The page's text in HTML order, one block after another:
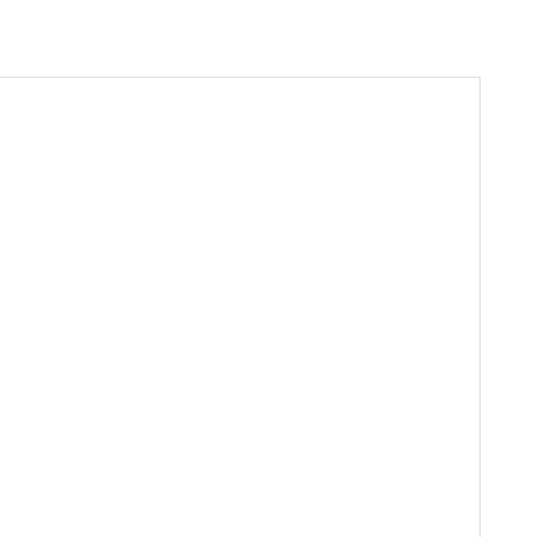
valitsee hybridi version, kaasulieden sähköuuneilla tai
induktio keittoalueella klassisesta tyylistä tai
uunin teleskooppikiskot, tehokkaat
meren sinisenä, laventelin sinisenä, vihreänä,
esimerkiksi liesituulettimet, builtin ja range top